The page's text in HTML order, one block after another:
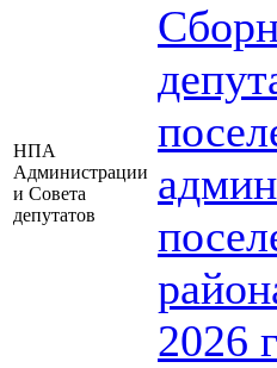
НПА
Администрации
и Совета
депутатов
2026